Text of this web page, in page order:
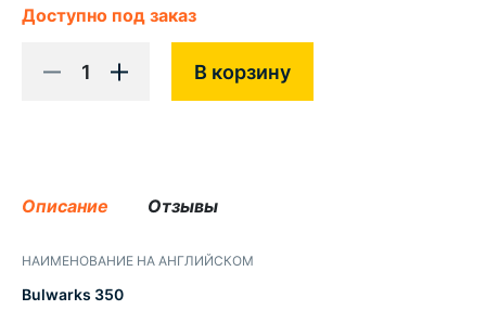
Доступно под заказ
1 В корзину
Описание Отзывы
НАИМЕНОВАНИЕ НА АНГЛИЙСКОМ
Bulwarks 350